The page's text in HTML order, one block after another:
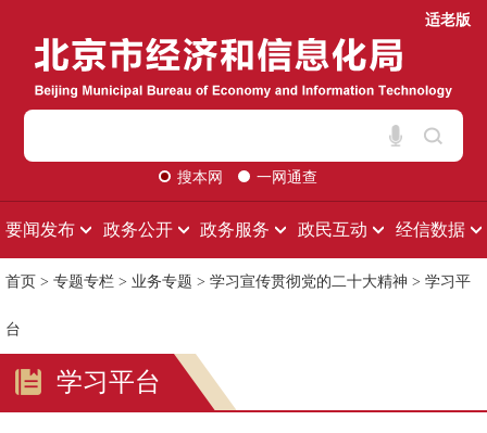
适老版
搜本网 一网通查
要闻发布 政务公开 政务服务 政民互动 经信数据
首页 > 专题专栏 > 业务专题 > 学习宣传贯彻党的二十大精神 > 学习平
台
学习平台